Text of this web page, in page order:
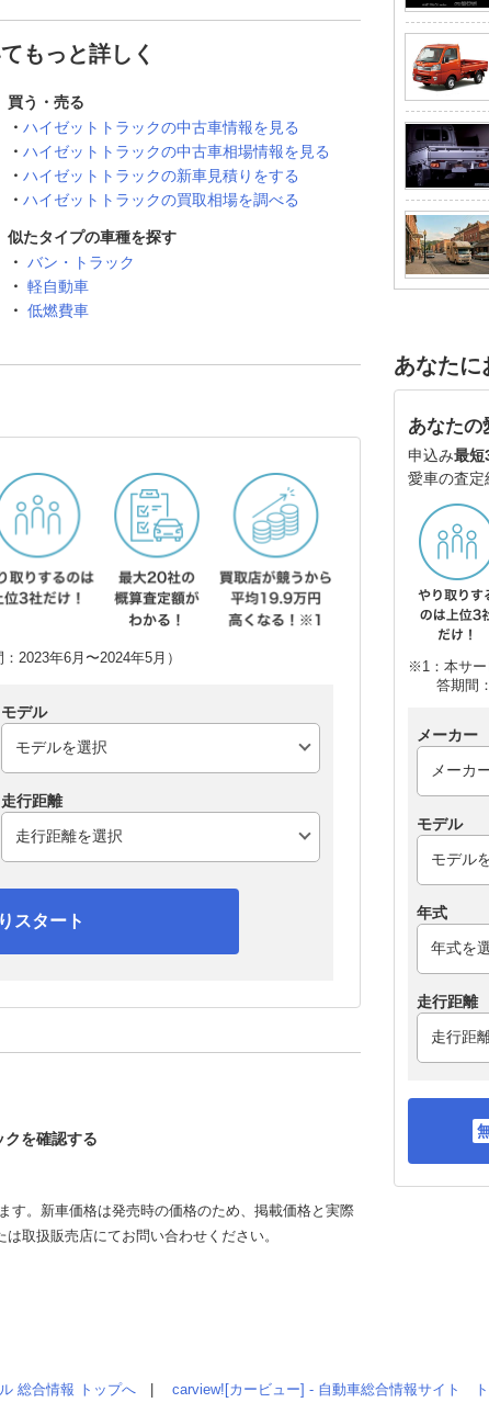
もっと詳しく
買う・売る
ハイゼットトラックの中古車情報を見る
ハイゼットトラックの中古車相場情報を見る
ハイゼットトラックの新車見積りをする
ハイゼットトラックの買取相場を調べる
似たタイプの車種を探す
バン・トラック
軽自動車
低燃費車
2023年6月〜2024年5月）
モデル
走行距離
スタート
を確認する
。新車価格は発売時の価格のため、掲載価格と実際
取扱販売店にてお問い合わせください。
あなたに
あなたの
申込み最短
愛車の査定
※1：本サー
答期間
メーカー
モデル
年式
走行距離
総合情報 トップへ carview![カービュー] - 自動車総合情報サイト